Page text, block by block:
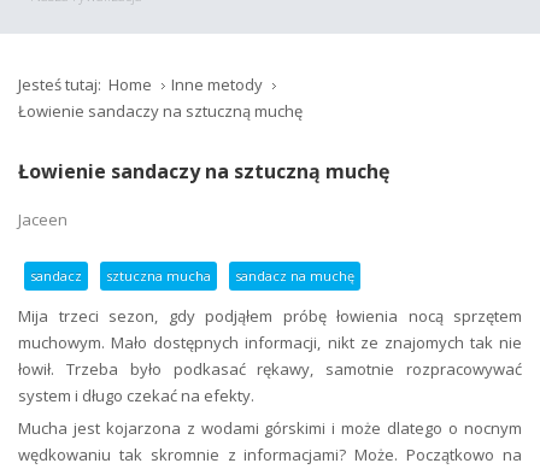
Jesteś tutaj: Home
Inne metody
Łowienie sandaczy na sztuczną muchę
Łowienie sandaczy na sztuczną muchę
Jaceen
sandacz sztuczna mucha sandacz na muchę
Mija trzeci sezon, gdy podjąłem próbę łowienia nocą sprzętem
muchowym. Mało dostępnych informacji, nikt ze znajomych tak nie
łowił. Trzeba było podkasać rękawy, samotnie rozpracowywać
system i długo czekać na efekty.
Mucha jest kojarzona z wodami górskimi i może dlatego o nocnym
wędkowaniu tak skromnie z informacjami? Może. Początkowo na